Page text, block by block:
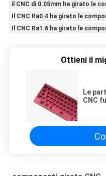
il CNC di 0.05mm ha girato le
Il CNC Ra0.4 ha girato le
Il CNC Ra1.6 ha girato le
Ottieni il
Le
CNC